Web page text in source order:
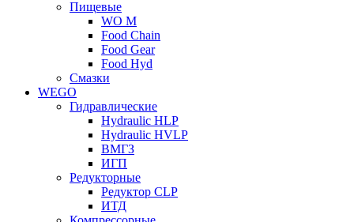
Пищевые
WO M
Food Chain
Food Gear
Food Hyd
Смазки
WEGO
Гидравлические
Hydraulic HLP
Hydraulic HVLP
ВМГЗ
ИГП
Редукторные
Редуктор CLP
ИТД